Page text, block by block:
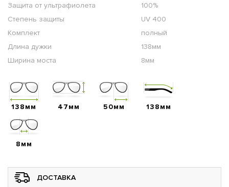
Защита от ультрафиолета
100%
Степень защиты
UV 400
Комплект
полный
Длина дужки
138мм
Ширина моста
8мм
138мм 47мм 50мм 138мм
8мм
ДОСТАВКА